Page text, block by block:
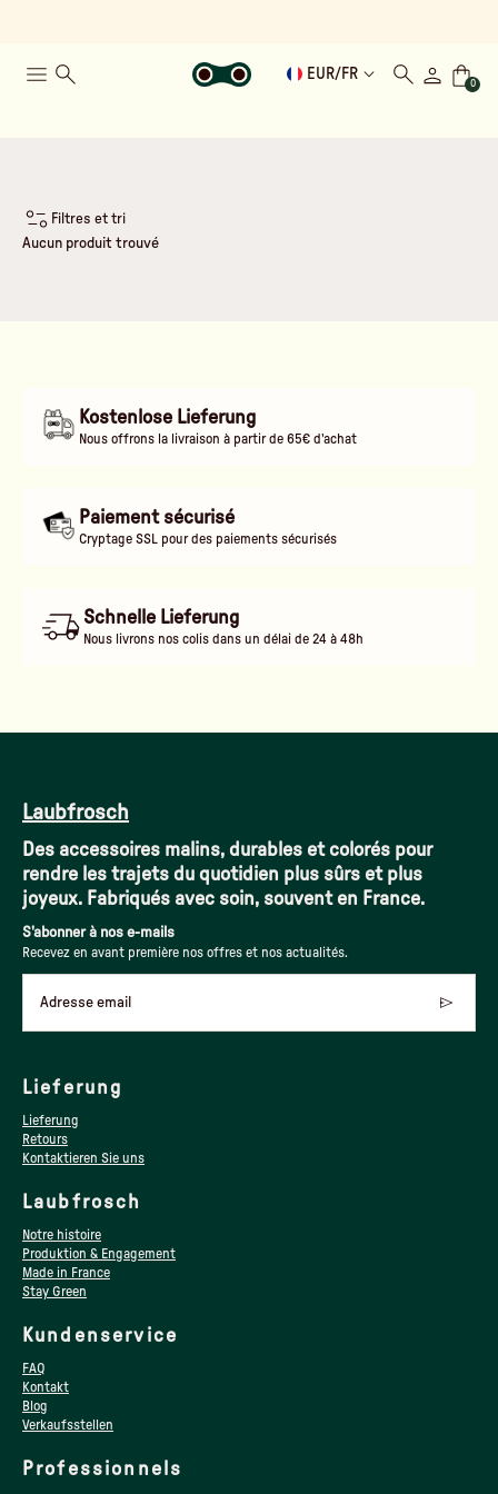
EUR/ FR
0
Filtres et tri
Aucun produit trouvé
Kostenlose Lieferung
Nous offrons la livraison à partir de 65€ d'achat
Paiement sécurisé
Cryptage SSL pour des paiements sécurisés
Schnelle Lieferung
Nous livrons nos colis dans un délai de 24 à 48h
Laubfrosch
Des accessoires malins, durables et colorés pour
rendre les trajets du quotidien plus sûrs et plus
joyeux. Fabriqués avec soin, souvent en France.
S'abonner à nos e-mails
Recevez en avant première nos offres et nos actualités.
Adresse email
Lieferung
Lieferung
Retours
Kontaktieren Sie uns
Laubfrosch
Notre histoire
Produktion & Engagement
Made in France
Stay Green
Kundenservice
FAQ
Kontakt
Blog
Verkaufsstellen
Professionnels